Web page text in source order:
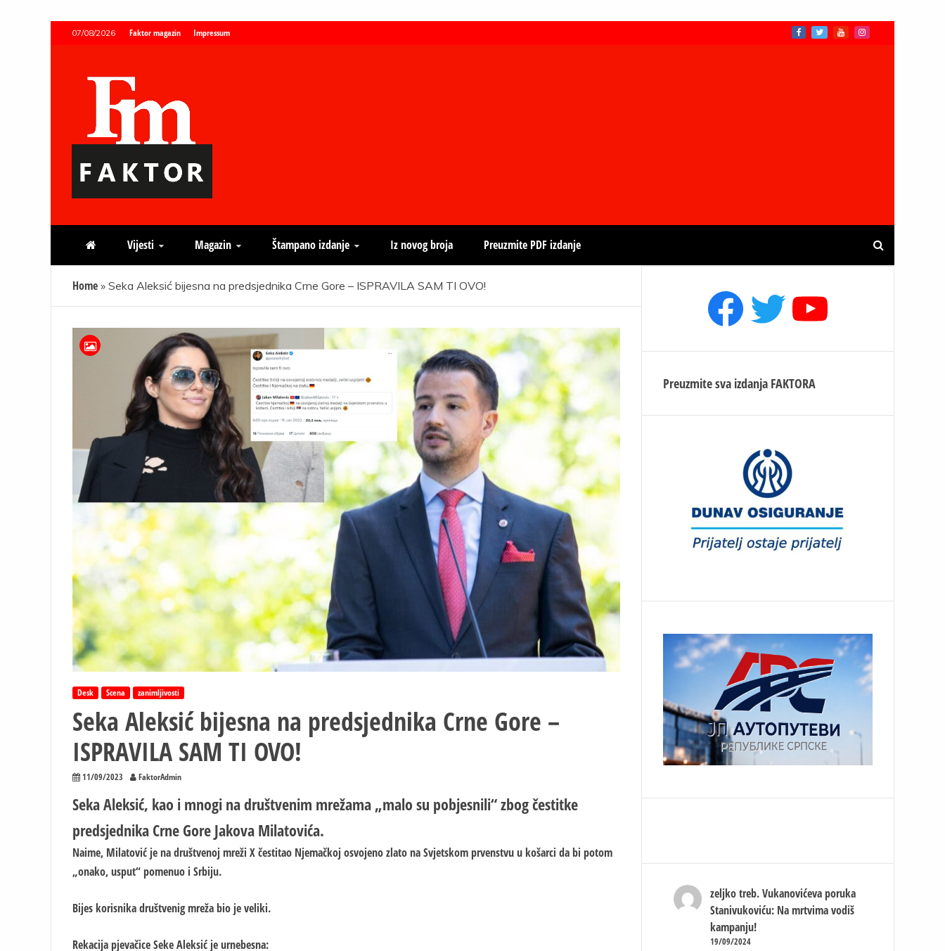
07/08/2026 Faktor magazin Impressum
Faktor magazin
Vijesti Magazin Štampano izdanje Iz novog broja Preuzmite PDF izdanje
Home » Seka Aleksić bijesna na predsjednika Crne Gore – ISPRAVILA SAM TI OVO!
Desk Scena zanimljivosti
Seka Aleksić bijesna na predsjednika Crne Gore –
ISPRAVILA SAM TI OVO!
11/09/2023 FaktorAdmin
Seka Aleksić, kao i mnogi na društvenim mrežama „malo su pobjesnili“ zbog čestitke
predsjednika Crne Gore Jakova Milatovića.
Naime, Milatović je na društvenoj mreži X čestitao Njemačkoj osvojeno zlato na Svjetskom prvenstvu u košarci da bi potom
„onako, usput“ pomenuo i Srbiju.
Bijes korisnika društvenig mreža bio je veliki.
Rekacija pjevačice Seke Aleksić je urnebesna:
Facebook
TwitterYouTube
Preuzmite sva izdanja FAKTORA
zeljko treb. Vukanovićeva poruka
Stanivukoviću: Na mrtvima vodiš
kampanju!
19/09/2024